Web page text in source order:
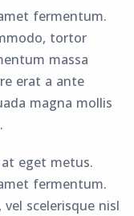
fermentum.
tortor
massa
erat a ante
magna mollis
eget metus.
fermentum.
scelerisque nisl